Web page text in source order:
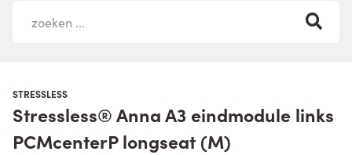
STRESSLESS
Stressless® Anna A3 eindmodule links
PCMcenterP longseat (M)